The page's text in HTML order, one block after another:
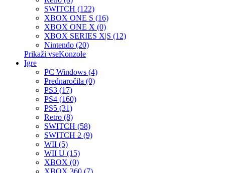
SWITCH (122)
XBOX ONE S (16)
XBOX ONE X (0)
XBOX SERIES X|S (12)
Nintendo (20)
Prikaži vseKonzole
Igre
PC Windows (4)
Prednaročila (0)
PS3 (17)
PS4 (160)
PS5 (31)
Retro (8)
SWITCH (58)
SWITCH 2 (9)
WII (5)
WII U (15)
XBOX (0)
XBOX 360 (7)